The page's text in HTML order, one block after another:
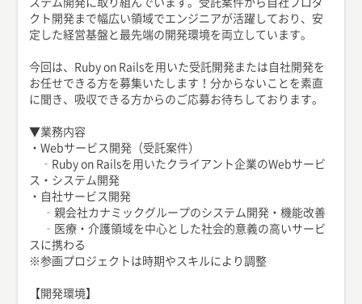
クト開発まで幅広い領域でエンジニアが活躍しており、安
定した経営基盤と最先端の開発環境を両立しています。
今回は、Ruby on Railsを用いた受託開発または自社開発を
お任せできる方を募集いたします！分からないことを素直
に聞き、吸収できる方からのご応募お待ちしております。
▼業務内容
・Webサービス開発（受託案件）
‐Ruby on Railsを用いたクライアント企業のWebサービ
ス・システム開発
・自社サービス開発
‐親会社カナミックグループのシステム開発・機能改善
‐医療・介護領域を中心とした社会的意義の高いサービ
スに携わる
※参画プロジェクトは時期やスキルにより調整
【開発環境】